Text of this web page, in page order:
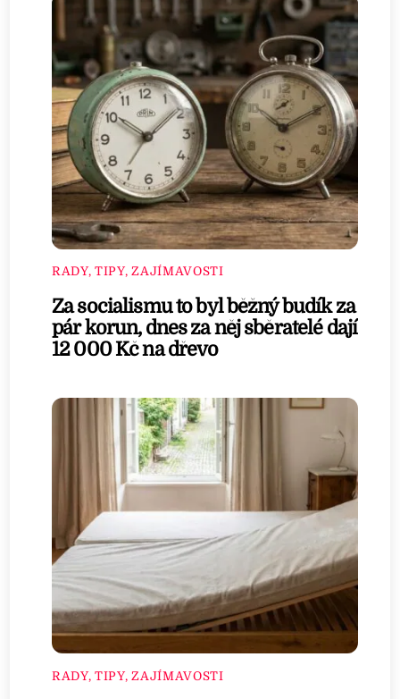
RADY, TIPY, ZAJÍMAVOSTI
Za socialismu to byl běžný budík za
pár korun, dnes za něj sběratelé dají
12 000 Kč na dřevo
RADY, TIPY, ZAJÍMAVOSTI